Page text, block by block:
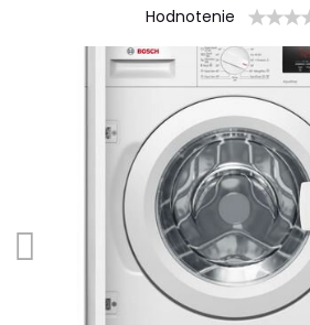
Hodnotenie